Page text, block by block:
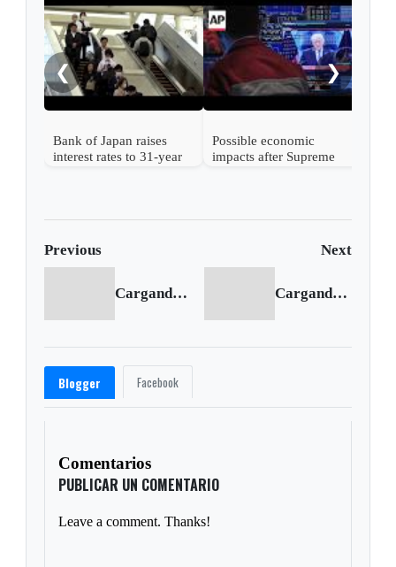
❮
Bank of Japan raises
interest rates to 31-year
Possible economic
impacts after Supreme
❯
Previous Next
Cargando anterior... Cargando siguiente...
Blogger Facebook
Comentarios
PUBLICAR UN COMENTARIO
Leave a comment. Thanks!